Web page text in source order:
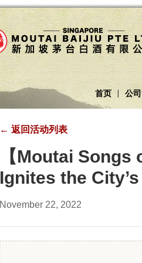
首页 | 公
← 返回活动列表
【Moutai
Ignites the
November 22, 2022